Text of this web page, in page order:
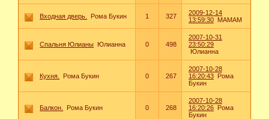
Входная дверь. Рома Букин 1 327
2009-12-14
13:59:30 MAMAM
Спальня Юлианы Юлианна 0 498
2007-10-31
23:50:29
Юлианна
Кухня. Рома Букин 0 267
2007-10-28
16:20:43 Рома
Букин
Балкон. Рома Букин 0 268
2007-10-28
16:20:26 Рома
Букин